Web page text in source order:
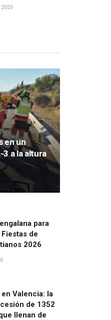
2025
en un
a la altura
para
de
2026
Valencia: la
de 1352
llenan de